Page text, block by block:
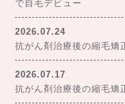
で自毛デビュー
2026.07.24
抗がん剤治療後の縮毛矯
2026.07.17
抗がん剤治療後の縮毛矯